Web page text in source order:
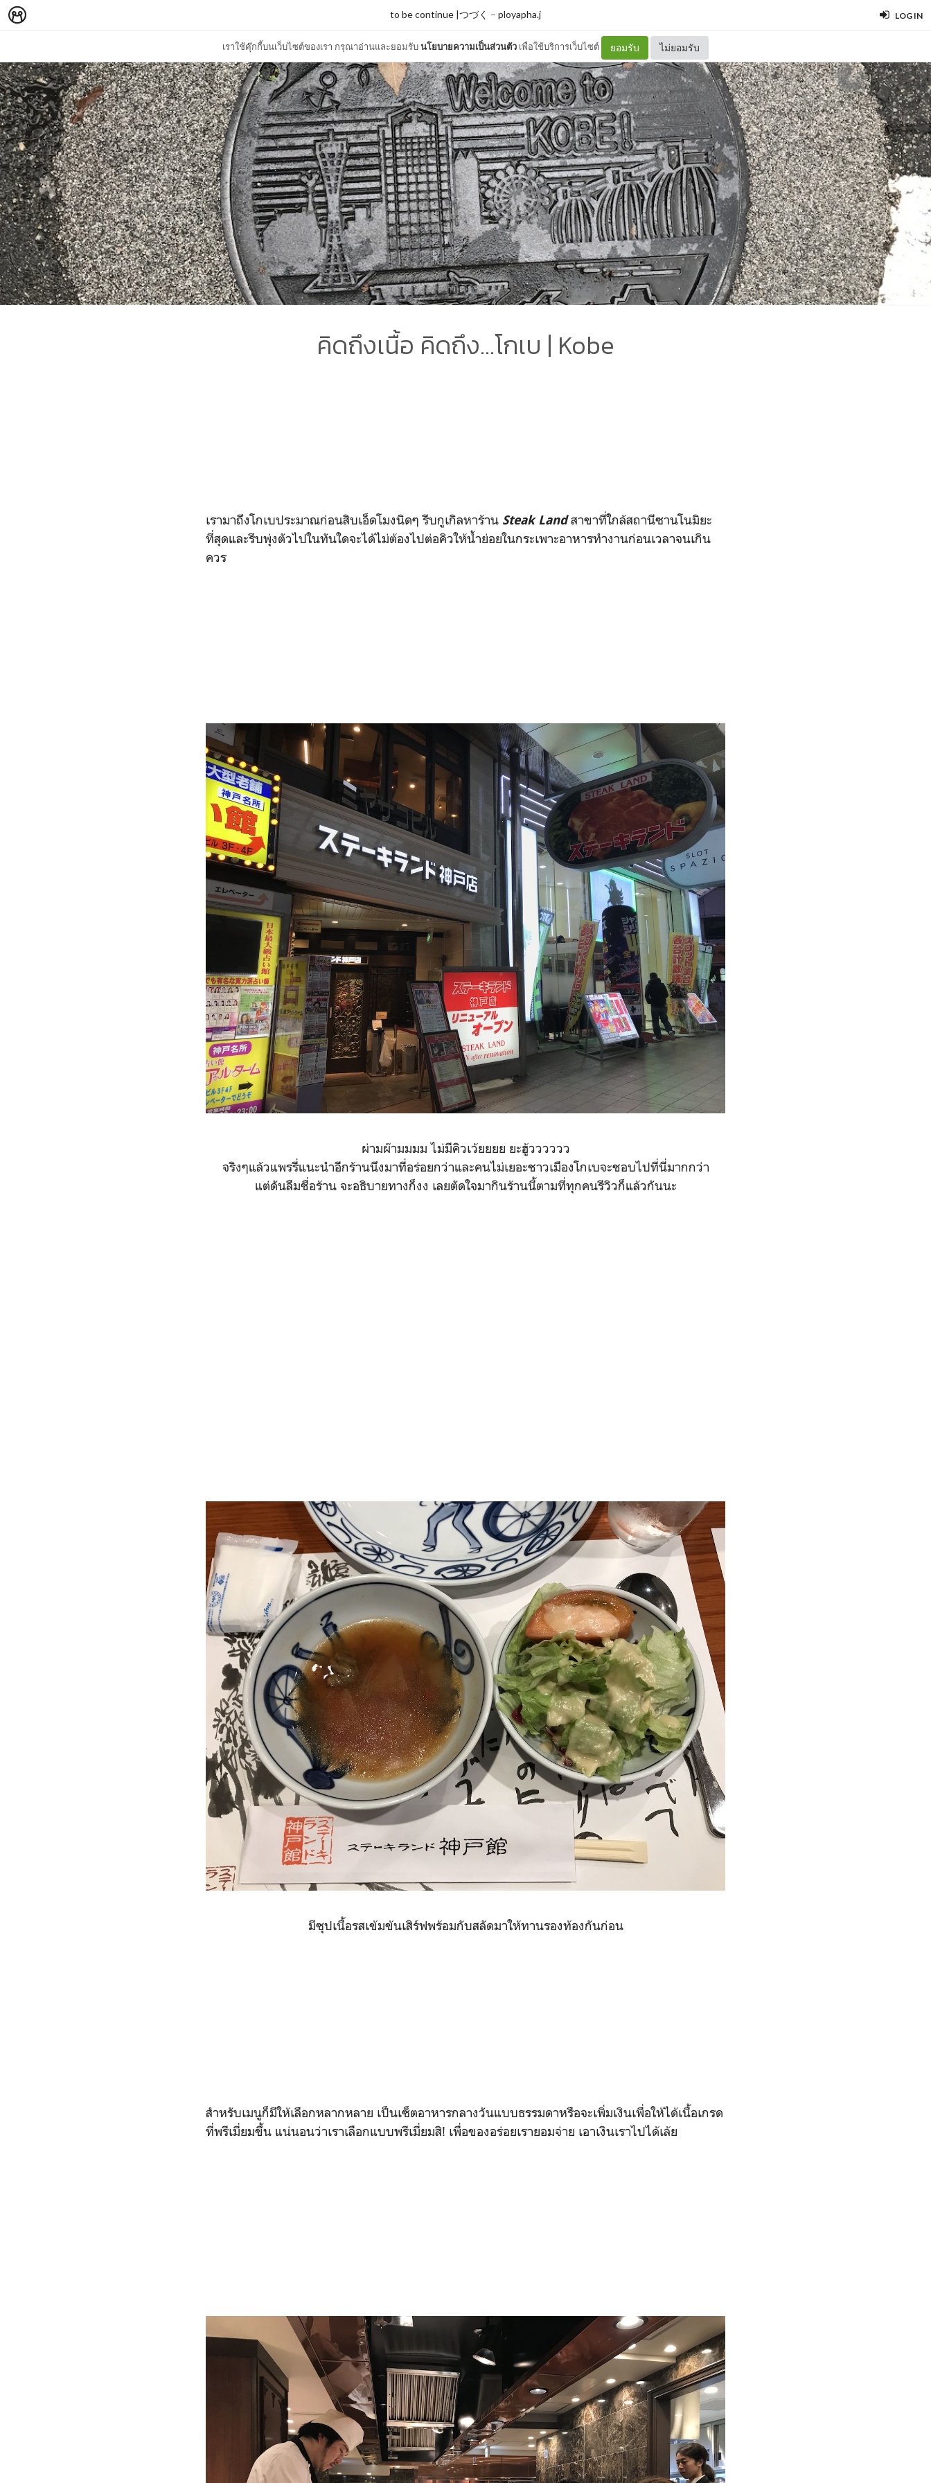
LOG IN
เราใช้คุ๊กกี้บนเว็บไซต์ของเรา กรุณาอ่านและยอมรับนโยบายความเป็นส่วนตัว เพื่อใช้บริการเว็บไซต์ ยอมรับ ไม่ยอมรับ
to be continue |つづく – ployapha.j
คิดถึงเนื้อ คิดถึง...โกเบ | Kobe
เรามาถึงโกเบประมาณก่อนสิบเอ็ดโมงนิดๆ รีบกูเกิลหาร้าน Steak Landสาขาที่ใกล้สถานีซานโนมิยะ
ที่สุดและรีบพุ่งตัวไปในทันใดจะได้ไม่ต้องไปต่อคิวให้น้ำย่อยในกระเพาะอาหารทำงานก่อนเวลาจนเกิน
ควร
ผ่ามผ๊ามมมม ไม่มีคิวเว้ยยยย ยะฮู้วววววว
จริงๆแล้วแพรรี่แนะนำอีกร้านนึงมาที่อร่อยกว่าและคนไม่เยอะชาวเมืองโกเบจะชอบไปที่นี่มากกว่า
แต่ดันลืมชื่อร้าน จะอธิบายทางก็งง เลยตัดใจมากินร้านนี้ตามที่ทุกคนรีวิวก็แล้วกันนะ
มีซุปเนื้อรสเข้มข้นเสิร์ฟพร้อมกับสลัดมาให้ทานรองท้องกันก่อน
สำหรับเมนูก็มีให้เลือกหลากหลาย เป็นเซ็ตอาหารกลางวันแบบธรรมดาหรือจะเพิ่มเงินเพื่อให้ได้เนื้อเกรด
ที่พรีเมี่ยมขึ้น แน่นอนว่าเราเลือกแบบพรีเมี่ยมสิ! เพื่อของอร่อยเรายอมจ่าย เอาเงินเราไปได้เล้ย